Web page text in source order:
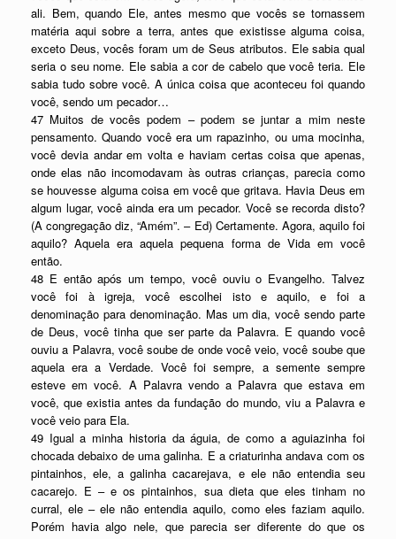
ali. Bem, quando Ele, antes mesmo que vocês se tornassem
matéria aqui sobre a terra, antes que existisse alguma coisa,
exceto Deus, vocês foram um de Seus atributos. Ele sabia qual
seria o seu nome. Ele sabia a cor de cabelo que você teria. Ele
sabia tudo sobre você. A única coisa que aconteceu foi quando
você, sendo um pecador…
47 Muitos de vocês podem – podem se juntar a mim neste
pensamento. Quando você era um rapazinho, ou uma mocinha,
você devia andar em volta e haviam certas coisa que apenas,
onde elas não incomodavam às outras crianças, parecia como
se houvesse alguma coisa em você que gritava. Havia Deus em
algum lugar, você ainda era um pecador. Você se recorda disto?
(A congregação diz, “Amém”. – Ed) Certamente. Agora, aquilo foi
aquilo? Aquela era aquela pequena forma de Vida em você
então.
48 E então após um tempo, você ouviu o Evangelho. Talvez
você foi à igreja, você escolhei isto e aquilo, e foi a
denominação para denominação. Mas um dia, você sendo parte
de Deus, você tinha que ser parte da Palavra. E quando você
ouviu a Palavra, você soube de onde você veio, você soube que
aquela era a Verdade. Você foi sempre, a semente sempre
esteve em você. A Palavra vendo a Palavra que estava em
você, que existia antes da fundação do mundo, viu a Palavra e
você veio para Ela.
49 Igual a minha historia da águia, de como a aguiazinha foi
chocada debaixo de uma galinha. E a criaturinha andava com os
pintainhos, ele, a galinha cacarejava, e ele não entendia seu
cacarejo. E – e os pintainhos, sua dieta que eles tinham no
curral, ele – ele não entendia aquilo, como eles faziam aquilo.
Porém havia algo nele, que parecia ser diferente do que os